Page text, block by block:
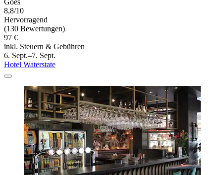
Goes
8,8/10
Hervorragend
(130 Bewertungen)
97 €
inkl. Steuern & Gebühren
6. Sept.–7. Sept.
Hotel Waterstate